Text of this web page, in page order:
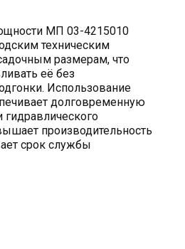
МП 03-4215010
техническим
размерам, что
её без
Использование
долговременную
гидравлического
производительность
срок службы